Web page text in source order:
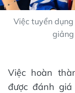
Việc tuyển
Việc hoàn
được đánh